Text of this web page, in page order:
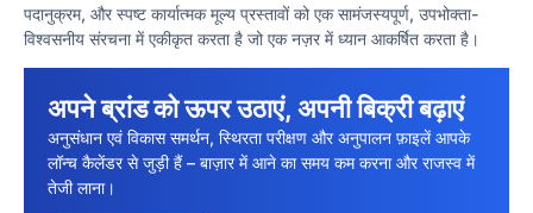
पदानुक्रम, और स्पष्ट कार्यात्मक मूल्य प्रस्तावों को एक सामंजस्यपूर्ण, उपभोक्ता-
विश्वसनीय संरचना में एकीकृत करता है जो एक नज़र में ध्यान आकर्षित करता है।
अपने ब्रांड को ऊपर उठाएं, अपनी बिक्री बढ़ाएं
अनुसंधान एवं विकास समर्थन, स्थिरता परीक्षण और अनुपालन फ़ाइलें आपके
लॉन्च कैलेंडर से जुड़ी हैं – बाज़ार में आने का समय कम करना और राजस्व में
तेजी लाना।